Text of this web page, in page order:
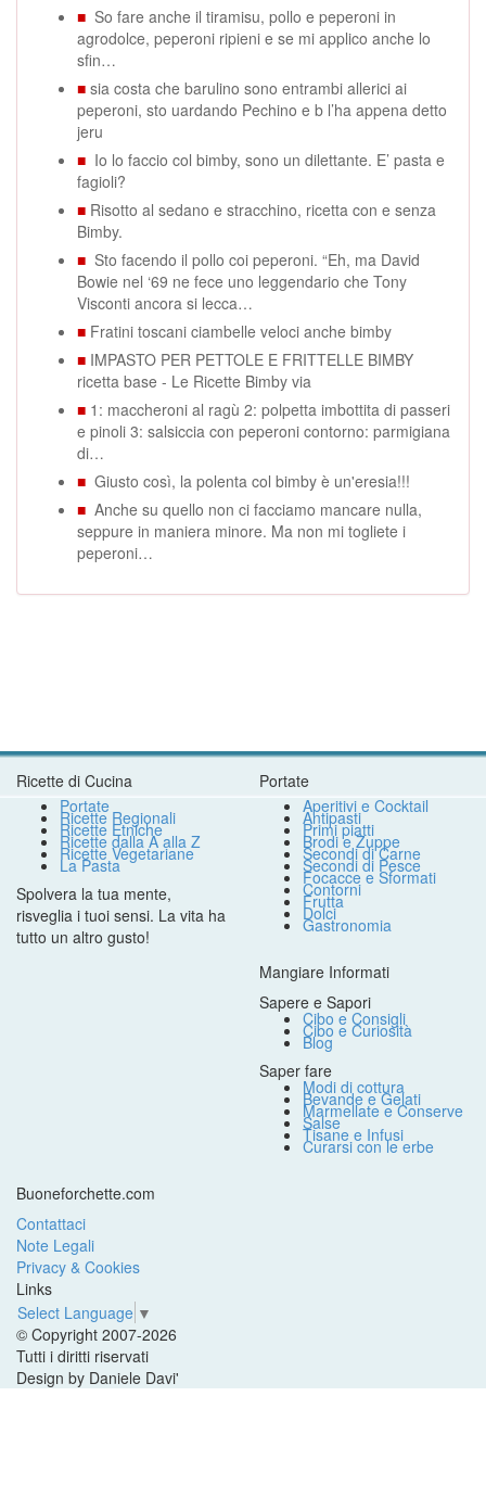
■ So fare anche il tiramisu, pollo e peperoni in
agrodolce, peperoni ripieni e se mi applico anche lo
sfin…
■ sia costa che barulino sono entrambi allerici ai
peperoni, sto uardando Pechino e b l’ha appena detto
jeru
■ Io lo faccio col bimby, sono un dilettante. E’ pasta e
fagioli?
■ Risotto al sedano e stracchino, ricetta con e senza
Bimby.
■ Sto facendo il pollo coi peperoni. “Eh, ma David
Bowie nel ‘69 ne fece uno leggendario che Tony
Visconti ancora si lecca…
■ Fratini toscani ciambelle veloci anche bimby
■ IMPASTO PER PETTOLE E FRITTELLE BIMBY
ricetta base - Le Ricette Bimby via
■ 1: maccheroni al ragù 2: polpetta imbottita di passeri
e pinoli 3: salsiccia con peperoni contorno: parmigiana
di…
■ Giusto così, la polenta col bimby è un'eresia!!!
■ Anche su quello non ci facciamo mancare nulla,
seppure in maniera minore. Ma non mi togliete i
peperoni…
Ricette di Cucina
Portate
Ricette Regionali
Ricette Etniche
Ricette dalla A alla Z
Ricette Vegetariane
La Pasta
Spolvera la tua mente,
risveglia i tuoi sensi. La vita ha
tutto un altro gusto!
Portate
Aperitivi e Cocktail
Antipasti
Primi piatti
Brodi e Zuppe
Secondi di Carne
Secondi di Pesce
Focacce e Sformati
Contorni
Frutta
Dolci
Gastronomia
Mangiare Informati
Sapere e Sapori
Cibo e Consigli
Cibo e Curiosità
Blog
Saper fare
Modi di cottura
Bevande e Gelati
Marmellate e Conserve
Salse
Tisane e Infusi
Curarsi con le erbe
Buoneforchette.com
Contattaci
Note Legali
Privacy & Cookies
Links
Select Language ▼
© Copyright 2007-2026
Tutti i diritti riservati
Design by Daniele Davi'